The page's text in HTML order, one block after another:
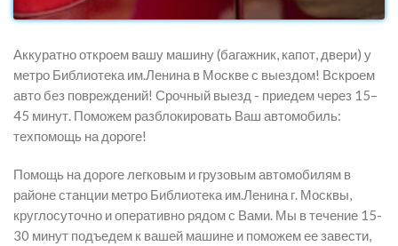
Аккуратно откроем вашу машину (багажник, капот, двери) у
метро Библиотека им.Ленина в Москве с выездом! Вскроем
авто без повреждений! Срочный выезд - приедем через 15–
45 минут. Поможем разблокировать Ваш автомобиль:
техпомощь на дороге!
Помощь на дороге легковым и грузовым автомобилям в
районе станции метро Библиотека им.Ленина г. Москвы,
круглосуточно и оперативно рядом с Вами. Мы в течение 15-
30 минут подъедем к вашей машине и поможем ее завести,